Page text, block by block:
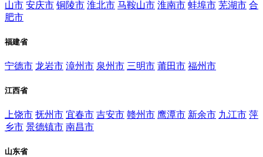
山市 安庆市 铜陵市 淮北市 马鞍山市 淮南市 蚌埠市 芜湖市 合
肥市
福建省
宁德市 龙岩市 漳州市 泉州市 三明市 莆田市 福州市
江西省
上饶市 抚州市 宜春市 吉安市 赣州市 鹰潭市 新余市 九江市 萍
乡市 景德镇市 南昌市
山东省